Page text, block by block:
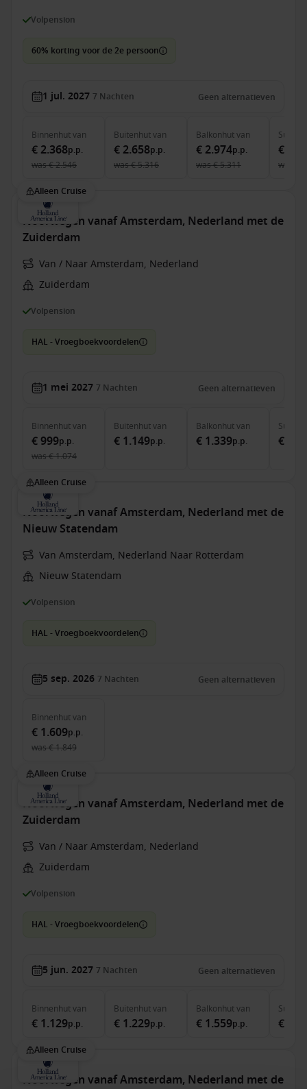
Volpension
60% korting voor de 2e persoon
1 jul. 2027 7 Nachten Geen alternatieven
Binnenhutvan
€ 2.368p.p.
was€ 2.546
Buitenhutvan
€ 2.658p.p.
was€ 5.316
Balkonhutvan
€ 2.974p.p.
was€ 5.311
Suite
€
was
Alleen Cruise
Noorwegen vanaf Amsterdam, Nederland met de
Zuiderdam
Van / Naar Amsterdam, Nederland
Zuiderdam
Volpension
HAL - Vroegboekvoordelen
1 mei 2027 7 Nachten Geen alternatieven
Binnenhutvan
€ 999p.p.
was€ 1.074
Buitenhutvan
€ 1.149p.p.
Balkonhutvan
€ 1.339p.p.
Suite
€
Alleen Cruise
Noorwegen vanaf Amsterdam, Nederland met de
Nieuw Statendam
Van Amsterdam, Nederland Naar Rotterdam
Nieuw Statendam
Volpension
HAL - Vroegboekvoordelen
5 sep. 2026 7 Nachten Geen alternatieven
Binnenhutvan
€ 1.609p.p.
was€ 1.849
Alleen Cruise
Noorwegen vanaf Amsterdam, Nederland met de
Zuiderdam
Van / Naar Amsterdam, Nederland
Zuiderdam
Volpension
HAL - Vroegboekvoordelen
5 jun. 2027 7 Nachten Geen alternatieven
Binnenhutvan
€ 1.129p.p.
Buitenhutvan
€ 1.229p.p.
Balkonhutvan
€ 1.559p.p.
Suite
€
Alleen Cruise
Noorwegen vanaf Amsterdam, Nederland met de